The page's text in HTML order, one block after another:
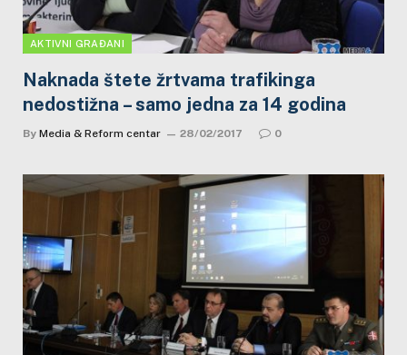
AKTIVNI GRAĐANI
Naknada štete žrtvama trafikinga
nedostižna – samo jedna za 14 godina
By Media & Reform centar 28/02/2017 0